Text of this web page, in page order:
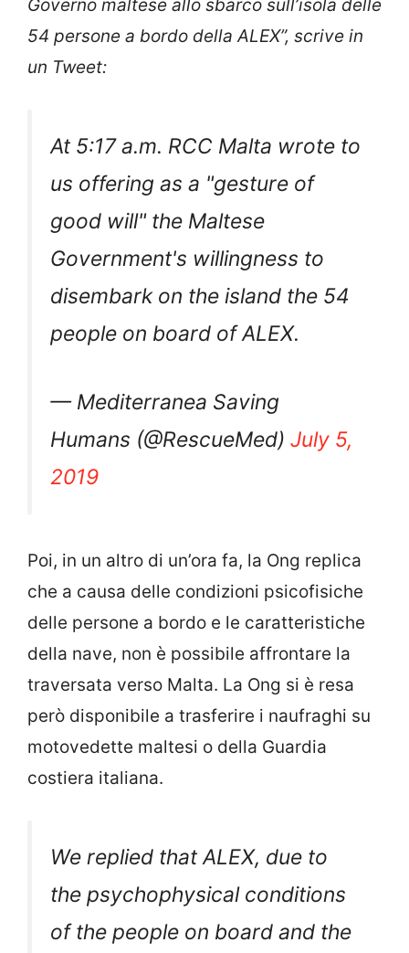
Governo maltese allo sbarco sull’isola delle
At 5:17 a.m. RCC Malta wrote to
us offering as a "gesture of
good will" the Maltese
Government's willingness to
disembark on the island the 54
— Mediterranea Saving
Humans (@RescueMed)
Poi, in un altro di un’ora fa, la Ong replica
che a causa delle condizioni psicofisiche
delle persone a bordo e le caratteristiche
della nave, non è possibile affrontare la
traversata verso Malta. La Ong si è resa
però disponibile a trasferire i naufraghi su
motovedette maltesi o della Guardia
We replied that ALEX, due to
the psychophysical conditions